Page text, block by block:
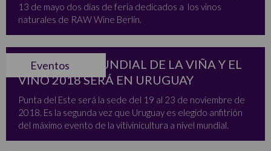
13 de mayo dos días de feria dedicados a los vinos
naturales de RAW Wine Berlín.
Eventos
CONGRESO MUNDIAL DE LA VIÑA Y EL
VINO 2018 SERÁ EN URUGUAY
Punta del Este será la sede del 19 al 23 de noviembre de
2018. Es la segunda vez que Uruguay es elegido anfitrión
del máximo evento de la vitivinicultura a nivel mundial.